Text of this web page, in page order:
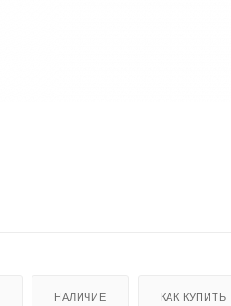
НАЛИЧИЕ КАК КУПИТЬ